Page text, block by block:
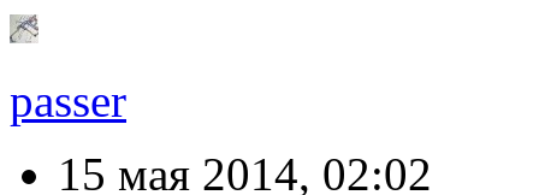
passer
15 мая 2014, 02:02